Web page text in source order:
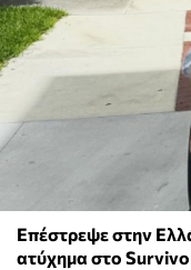
Επέστρεψε στην
ατύχημα στο